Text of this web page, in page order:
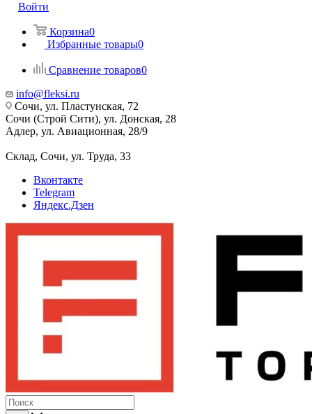
Войти
Корзина0
Избранные товары0
Сравнение товаров0
info@fleksi.ru
Сочи, ул. Пластунская, 72
Сочи (Строй Сити), ул. Донская, 28
Адлер, ул. Авиационная, 28/9
Склад, Сочи, ул. Труда, 33
Вконтакте
Telegram
Яндекс.Дзен